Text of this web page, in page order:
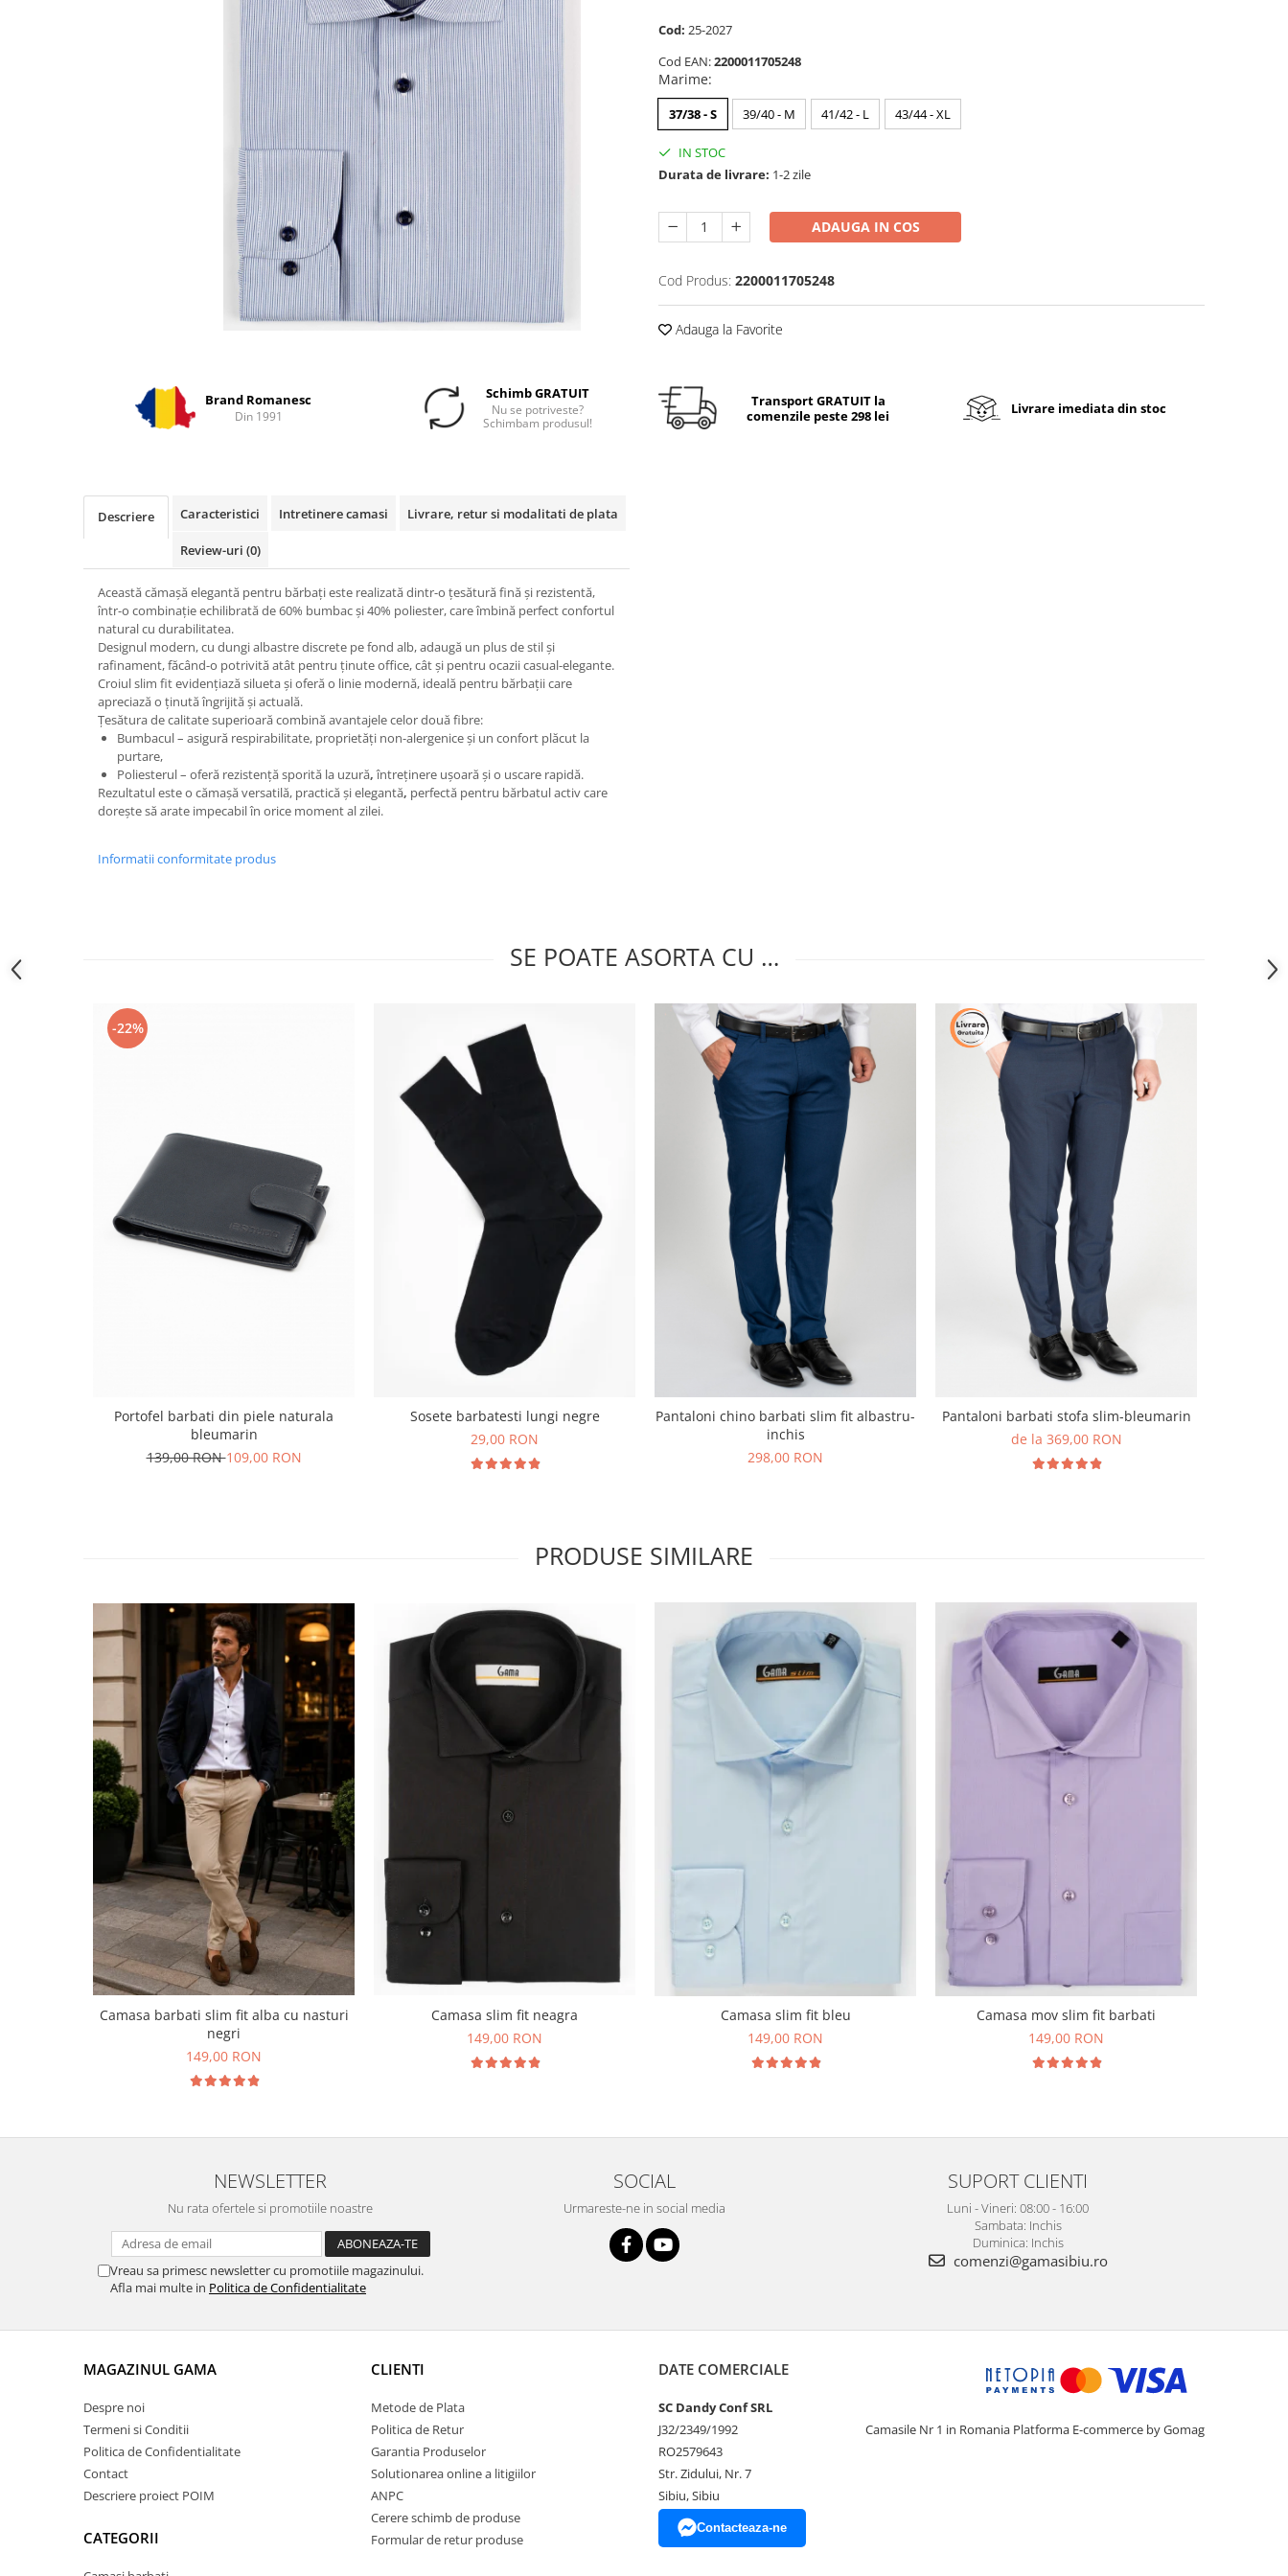
Cod: 25-2027
Cod EAN:2200011705248
Marime:
37/38 - S 39/40 - M 41/42 - L 43/44 - XL
IN STOC
Durata de livrare: 1-2 zile
ADAUGA IN COS
Cod Produs: 2200011705248
Adauga la Favorite
Brand Romanesc
Din 1991
Schimb GRATUIT
Nu se potriveste?
Schimbam produsul!
Transport GRATUIT la
comenzile peste 298 lei
Livrare imediata din stoc
Descriere Caracteristici Intretinere camasi Livrare, retur si modalitati de plata
Review-uri (0)
Această cămașă elegantă pentru bărbați este realizată dintr-o țesătură fină și rezistentă,
într-o combinație echilibrată de60% bumbacși40% poliester, care îmbină perfectconfortul
naturalcu durabilitatea.
Designul modern, cu dungi albastre discrete pe fond alb, adaugă un plus destil și
rafinament, făcând-o potrivită atât pentru ținute office, cât și pentru ocazii casual-elegante.
Croiulslim fitevidențiază silueta și oferă o linie modernă, ideală pentru bărbații care
apreciază o ținută îngrijită și actuală.
Țesătura decalitate superioarăcombină avantajele celor două fibre:
Bumbacul– asigură respirabilitate, proprietăți non-alergeniceși un confort plăcut la
purtare,
Poliesterul– oferă rezistențăsporită la uzură,întreținere ușoarăși o uscare rapidă.
Rezultatul este o cămașăversatilă, practică și elegantă, perfectă pentru bărbatul activ care
dorește să arate impecabilîn orice moment al zilei.
Informatii conformitate produs
SE POATE ASORTA CU …
-22%
Portofel barbati din piele naturala
bleumarin
139,00 RON109,00 RON
Sosete barbatesti lungi negre
29,00 RON
Pantaloni chino barbati slim fit albastru-
inchis
298,00 RON
Pantaloni barbati stofa slim-bleumarin
de la 369,00 RON
PRODUSE SIMILARE
Camasa barbati slim fit alba cu nasturi
negri
149,00 RON
Camasa slim fit neagra
149,00 RON
Camasa slim fit bleu
149,00 RON
Camasa mov slim fit barbati
149,00 RON
NEWSLETTER
Nu rata ofertele si promotiile noastre
Vreau sa primesc newsletter cu promotiile magazinului.
Afla mai multe in Politica de Confidentialitate
SOCIAL
Urmareste-ne in social media
SUPORT CLIENTI
Luni - Vineri: 08:00 - 16:00
Sambata: Inchis
Duminica: Inchis
comenzi@gamasibiu.ro
MAGAZINUL GAMA
Despre noi
Termeni si Conditii
Politica de Confidentialitate
Contact
Descriere proiect POIM
CATEGORII
CLIENTI
Metode de Plata
Politica de Retur
Garantia Produselor
Solutionarea online a litigiilor
ANPC
Cerere schimb de produse
Formular de retur produse
DATE COMERCIALE
SC Dandy Conf SRL
J32/2349/1992
RO2579643
Str. Zidului, Nr. 7
Sibiu, Sibiu
Contacteaza-ne
Camasile Nr 1 in Romania Platforma E-commerce by Gomag